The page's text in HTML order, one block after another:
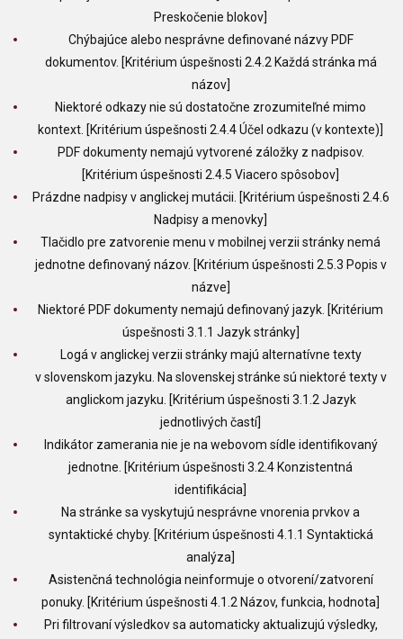
Preskočenie blokov]
Chýbajúce alebo nesprávne definované názvy PDF
dokumentov. [Kritérium úspešnosti 2.4.2 Každá stránka má
názov]
Niektoré odkazy nie sú dostatočne zrozumiteľné mimo
kontext. [Kritérium úspešnosti 2.4.4 Účel odkazu (v kontexte)]
PDF dokumenty nemajú vytvorené záložky z nadpisov.
[Kritérium úspešnosti 2.4.5 Viacero spôsobov]
Prázdne nadpisy v anglickej mutácii. [Kritérium úspešnosti 2.4.6
Nadpisy a menovky]
Tlačidlo pre zatvorenie menu v mobilnej verzii stránky nemá
jednotne definovaný názov. [Kritérium úspešnosti 2.5.3 Popis v
názve]
Niektoré PDF dokumenty nemajú definovaný jazyk. [Kritérium
úspešnosti 3.1.1 Jazyk stránky]
Logá v anglickej verzii stránky majú alternatívne texty
v slovenskom jazyku. Na slovenskej stránke sú niektoré texty v
anglickom jazyku. [Kritérium úspešnosti 3.1.2 Jazyk
jednotlivých častí]
Indikátor zamerania nie je na webovom sídle identifikovaný
jednotne. [Kritérium úspešnosti 3.2.4 Konzistentná
identifikácia]
Na stránke sa vyskytujú nesprávne vnorenia prvkov a
syntaktické chyby. [Kritérium úspešnosti 4.1.1 Syntaktická
analýza]
Asistenčná technológia neinformuje o otvorení/zatvorení
ponuky. [Kritérium úspešnosti 4.1.2 Názov, funkcia, hodnota]
Pri filtrovaní výsledkov sa automaticky aktualizujú výsledky,